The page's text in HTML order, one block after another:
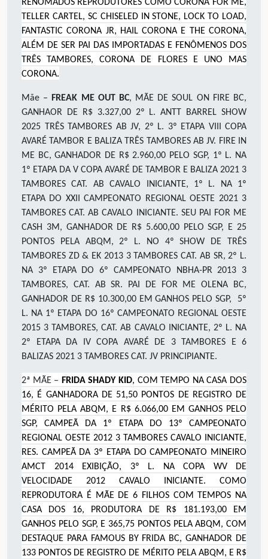
RENOMADOS REPRODUTORES COMO CORONA FOR ME,
TELLER CARTEL, SC CHISELED IN STONE, LOCK TO LOAD,
FANTASTIC CORONA JR, HAIL CORONA E THE CORONA,
ALÉM DE SER PAI DAS IMPORTADAS E FENÔMENOS DOS
TRÊS TAMBORES, CORONA DE FLORES E UNO MAS
CORONA.
Mãe – FREAK ME OUT BC, MÃE DE SOUL ON FIRE BC,
GANHAOR DE R$ 3.327,00 2º L. ANTT BARREL SHOW
2025 TRÊS TAMBORES AB JV, 2º L. 3º ETAPA VIII COPA
AVARÉ TAMBOR E BALIZA TRÊS TAMBORES AB JV. FIRE IN
ME BC, GANHADOR DE R$ 2.960,00 PELO SGP, 1º L. NA
1º ETAPA DA V COPA AVARÉ DE TAMBOR E BALIZA 2021 3
TAMBORES CAT. AB CAVALO INICIANTE, 1º L. NA 1º
ETAPA DO XXII CAMPEONATO REGIONAL OESTE 2021 3
TAMBORES CAT. AB CAVALO INICIANTE. SEU PAI FOR ME
CASH 3M, GANHADOR DE R$ 5.600,00 PELO SGP, E 25
PONTOS PELA ABQM, 2º L. NO 4º SHOW DE TRÊS
TAMBORES ZD & EK 2013 3 TAMBORES CAT. AB SR, 2º L.
NA 3º ETAPA DO 6º CAMPEONATO NBHA-PR 2013 3
TAMBORES, CAT. AB SR. PAI DE FOR ME OLENA BC,
GANHADOR DE R$ 10.300,00 EM GANHOS PELO SGP, 5º
L. NA 1º ETAPA DO 16º CAMPEONATO REGIONAL OESTE
2015 3 TAMBORES, CAT. AB CAVALO INICIANTE, 2º L. NA
2º ETAPA DA IV COPA AVARÉ DE 3 TAMBORES E 6
BALIZAS 2021 3 TAMBORES CAT. JV PRINCIPIANTE.
2ª MÃE – FRIDA SHADY KID, COM TEMPO NA CASA DOS
16, É GANHADORA DE 51,50 PONTOS DE REGISTRO DE
MÉRITO PELA ABQM, E R$ 6.066,00 EM GANHOS PELO
SGP, CAMPEÃ DA 1º ETAPA DO 13º CAMPEONATO
REGIONAL OESTE 2012 3 TAMBORES CAVALO INICIANTE,
RES. CAMPEÃ DA 3º ETAPA DO CAMPEONATO MINEIRO
AMCT 2014 EXIBIÇÃO, 3º L. NA COPA WV DE
VELOCIDADE 2012 CAVALO INICIANTE. COMO
REPRODUTORA É MÃE DE 6 FILHOS COM TEMPOS NA
CASA DOS 16, PRODUTORA DE R$ 181.193,00 EM
GANHOS PELO SGP, E 365,75 PONTOS PELA ABQM, COM
DESTAQUE PARA FAMOUS BY FRIDA BC, GANHADOR DE
133 PONTOS DE REGISTRO DE MÉRITO PELA ABQM, E R$